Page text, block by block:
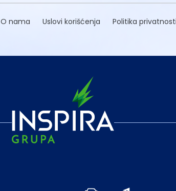
O nama Uslovi korišćenja Politika privatnosti